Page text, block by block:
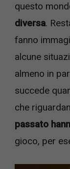
questo
diversa.
fanno
alcune
almeno in
succede
che
passato
gioco, per